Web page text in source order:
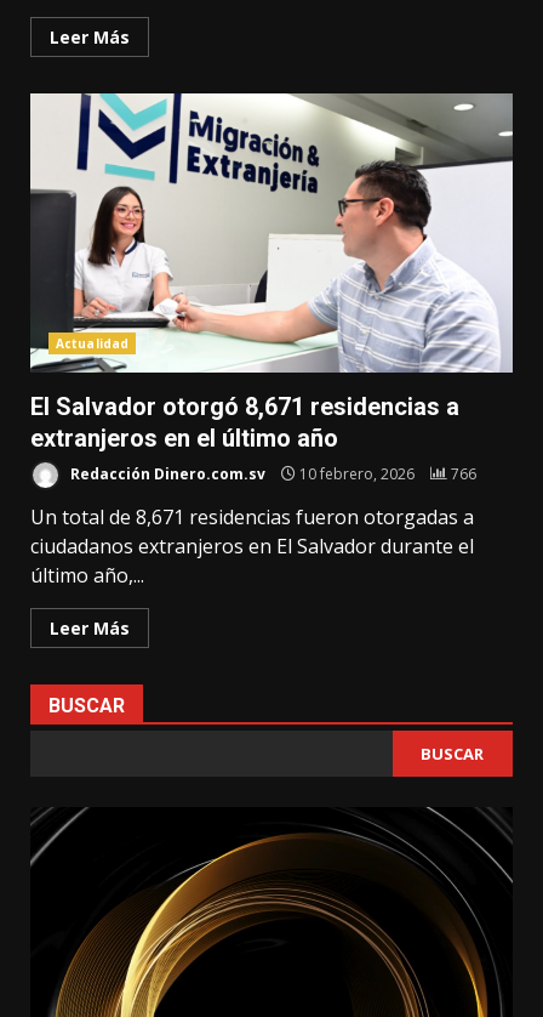
Leer Más
Actualidad
El Salvador otorgó 8,671 residencias a
extranjeros en el último año
Redacción Dinero.com.sv 10 febrero, 2026 766
Un total de 8,671 residencias fueron otorgadas a
ciudadanos extranjeros en El Salvador durante el
último año,...
Leer Más
BUSCAR
BUSCAR